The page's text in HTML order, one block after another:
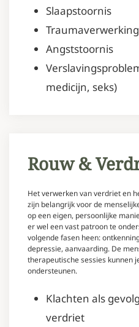
Slaapstoornis
Traumaverwerking
Angststoornis
medicijn, seks)
Rouw &
Het verwerken van verdriet en
zijn belangrijk voor de
op een eigen, persoonlijke
er wel een vast patroon te
volgende fasen heen:
depressie, aanvaarding. De
therapeutische sessies kunnen
ondersteunen.
Klachten als
verdriet